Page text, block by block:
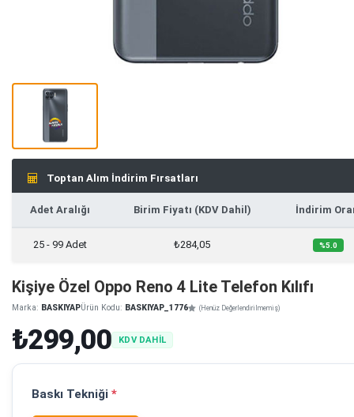
Toptan Alım İndirim Fırsatları
Adet Aralığı Birim Fiyatı (KDV Dahil) İndirim
25 - 99 Adet ₺284,05 %5.0
Kişiye Özel Oppo Reno 4 Lite Telefon Kılıfı
Marka: BASKIYAPÜrün Kodu: BASKIYAP_1776 (Henüz Değerlendirilmemiş)
₺299,00 KDV DAHİL
Baskı Tekniği *